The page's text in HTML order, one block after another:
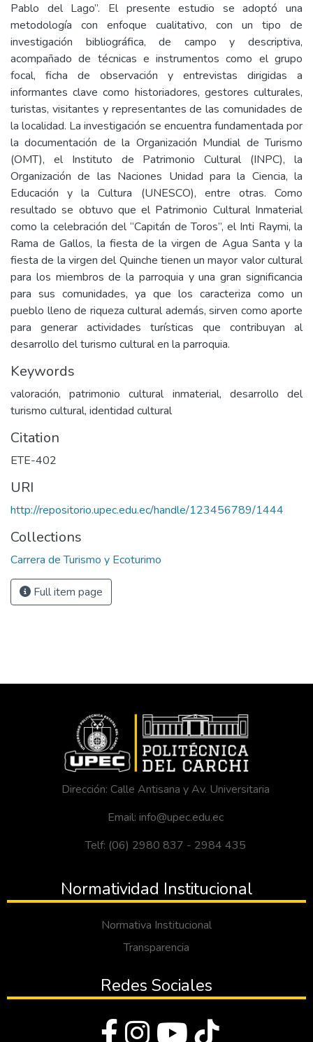
Pablo del Lago”. El presente estudio se adoptó una
metodología con enfoque cualitativo, con un tipo de
investigación bibliográfica, de campo y descriptiva,
acompañado de técnicas e instrumentos como el grupo
focal, ficha de observación y entrevistas dirigidas a
informantes clave como historiadores, gestores culturales,
turistas, visitantes y representantes de las comunidades de
la localidad. La investigación se encuentra fundamentada por
la documentación de la Organización Mundial de Turismo
(OMT), el Instituto de Patrimonio Cultural (INPC), la
Organización de las Naciones Unidad para la Ciencia, la
Educación y la Cultura (UNESCO), entre otras. Como
resultado se obtuvo que el Patrimonio Cultural Inmaterial
como la celebración del “Capitán de Toros”, el Inti Raymi, la
Rama de Gallos, la fiesta de la virgen de Agua Santa y la
fiesta de la virgen del Quinche tienen un mayor valor cultural
para los miembros de la parroquia y una gran significancia
para sus comunidades, ya que los caracteriza como un
pueblo lleno de riqueza cultural además, sirven como aporte
para generar actividades turísticas que contribuyan al
desarrollo del turismo cultural en la parroquia.
Keywords
valoración, patrimonio cultural inmaterial, desarrollo del
turismo cultural, identidad cultural
Citation
ETE-402
URI
http://repositorio.upec.edu.ec/handle/123456789/1444
Collections
Carrera de Turismo y Ecoturimo
Full item page
Dirección: Calle Antisana y Av. Universitaria
Email: info@upec.edu.ec
Telf: (06) 2980 837 - 2984 435
Normatividad Institucional
Normativa Institucional
Transparencia
Redes Sociales